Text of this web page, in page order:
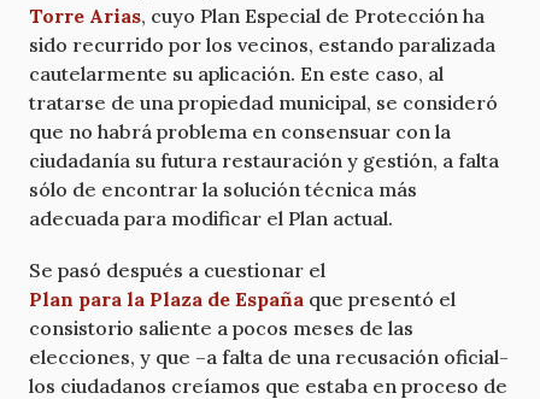
Torre Arias, cuyo Plan Especial de Protección ha
sido recurrido por los vecinos, estando paralizada
cautelarmente su aplicación. En este caso, al
tratarse de una propiedad municipal, se consideró
que no habrá problema en consensuar con la
ciudadanía su futura restauración y gestión, a falta
sólo de encontrar la solución técnica más
adecuada para modificar el Plan actual.
Se pasó después a cuestionar el
Plan para la Plaza de España que presentó el
consistorio saliente a pocos meses de las
elecciones, y que –a falta de una recusación oficial-
los ciudadanos creíamos que estaba en proceso de